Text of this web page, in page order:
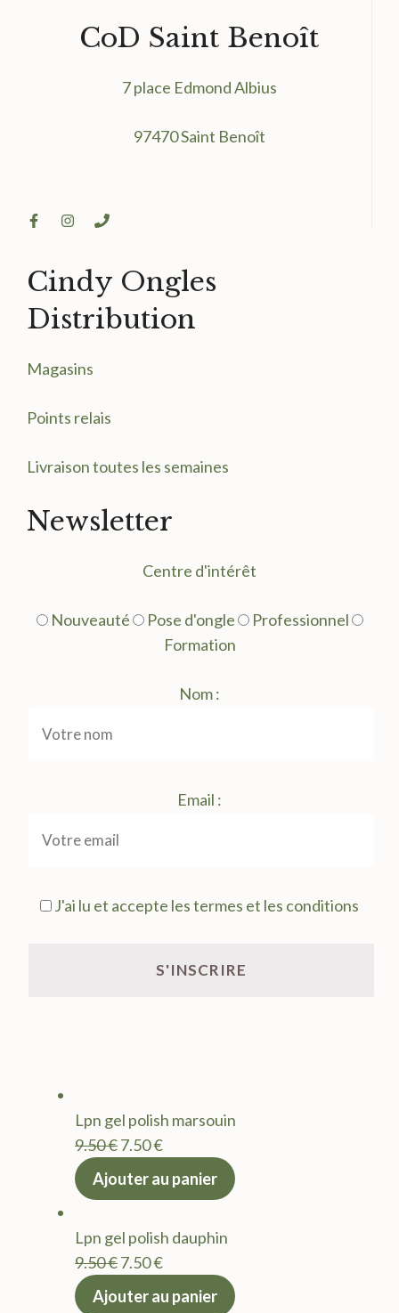
CoD Saint Benoît
7 place Edmond Albius
97470 Saint Benoît
Cindy Ongles
Distribution
Magasins
Points relais
Livraison toutes les semaines
Newsletter
Centre d'intérêt
Nouveauté Pose d'ongle
Professionnel
Formation
Nom :
Email :
J'ai lu et accepte les termes et les conditions
Lpn gel polish marsouin
9.50€Le
prix
9.50 €.
7.50€Le
actuel
7.50 €.
Ajouter au panier
Lpn gel polish dauphin
9.50€Le
prix
7.50€Le
Ajouter au panier